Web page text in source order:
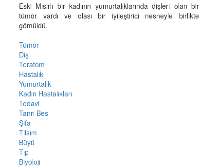
Eski Mısırlı bir kadının yumurtalıklarında dişleri olan bir
tümör vardı ve olası bir iyileştirici nesneyle birlikte
gömüldü.
Tümör
Diş
Teratom
Hastalık
Yumurtalık
Kadın Hastalıkları
Tedavi
Tanrı Bes
Şifa
Tılsım
Büyü
Tıp
Biyoloji